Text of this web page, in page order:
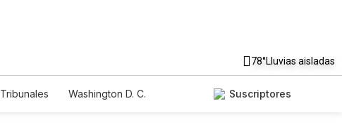
78°Lluvias aisladas
Tribunales
Washington D. C.
Suscriptores